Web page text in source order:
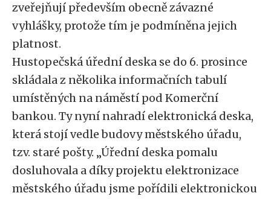
zveřejňují především obecně závazné
vyhlášky, protože tím je podmíněna jejich
platnost.
Hustopečská úřední deska se do 6. prosince
skládala z několika informačních tabulí
umístěných na náměstí pod Komerční
bankou. Ty nyní nahradí elektronická deska,
která stojí vedle budovy městského úřadu,
tzv. staré pošty. „Úřední deska pomalu
dosluhovala a díky projektu elektronizace
městského úřadu jsme pořídili elektronickou